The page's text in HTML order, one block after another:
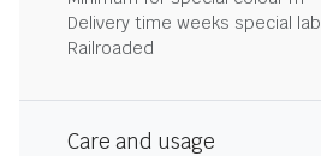
Delivery time weeks special
Railroaded
Care and usage